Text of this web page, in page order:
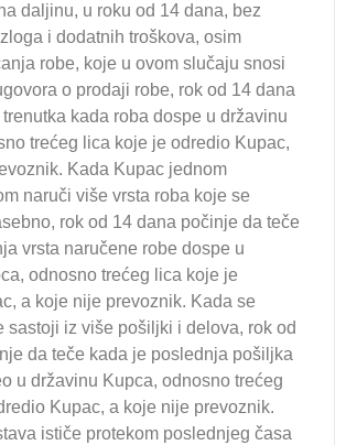
daljinu, u roku od 14 dana, bez
i dodatnih troškova, osim
robe, koje u ovom slučaju snosi
o prodaji robe, rok od 14 dana
kada roba dospe u državinu
trećeg lica koje je odredio Kupac,
Kada Kupac jednom
naruči više vrsta roba koje se
rok od 14 dana počinje da teče
vrsta naručene robe dospe u
odnosno trećeg lica koje je
a koje nije prevoznik. Kada se
sastoji iz više pošiljki i delova, rok od
da teče kada je poslednja pošiljka
u državinu Kupca, odnosno trećeg
Kupac, a koje nije prevoznik.
ističe protekom poslednjeg časa